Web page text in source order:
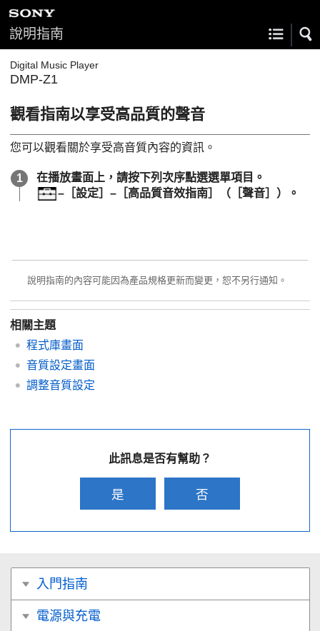
說明指南
Digital Music Player
DMP-Z1
觀看指南以享受高品質的聲音
您可以觀看關於享受高音質內容的資訊。
在播放畫面上，請按下列次序點選選單項目。
–［設定］–［高品質音效指南］（［聲音］）。
說明指南的內容可能因為產品規格更新而變更，恕不另行通知。
相關主題
程式庫畫面
音質設定畫面
調整音質設定
此訊息是否有幫助？
是 否
入門指南
電源與充電